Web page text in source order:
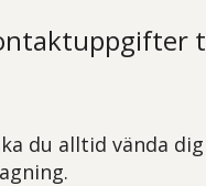
du alltid vända